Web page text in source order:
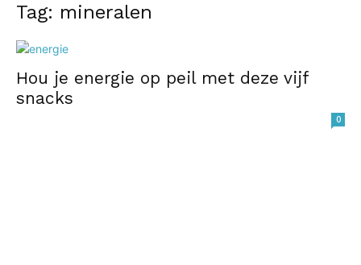
Tag: mineralen
Hou je energie op peil met deze vijf
snacks
0